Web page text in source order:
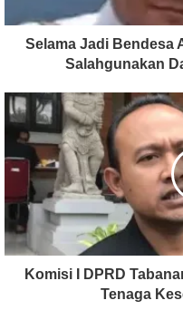
Selama Jadi Bendesa
Salahgunakan
Komisi I DPRD
Tenaga